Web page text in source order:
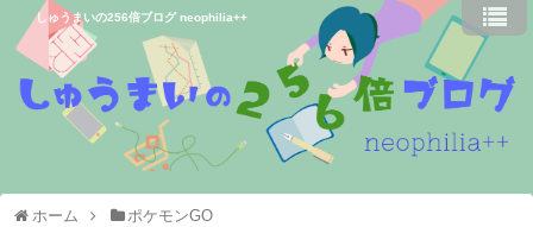
しゅうまいの256倍ブログ neophilia++
ホーム ポケモンGO